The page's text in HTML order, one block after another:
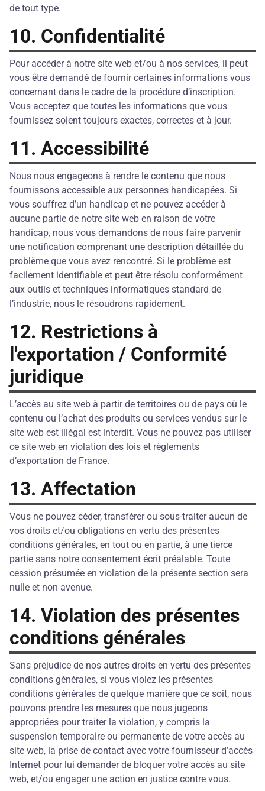
de tout type.
10. Confidentialité
Pour accéder à notre site web et/ou à nos services, il peut
vous être demandé de fournir certaines informations vous
concernant dans le cadre de la procédure d’inscription.
Vous acceptez que toutes les informations que vous
fournissez soient toujours exactes, correctes et à jour.
11. Accessibilité
Nous nous engageons à rendre le contenu que nous
fournissons accessible aux personnes handicapées. Si
vous souffrez d’un handicap et ne pouvez accéder à
aucune partie de notre site web en raison de votre
handicap, nous vous demandons de nous faire parvenir
une notification comprenant une description détaillée du
problème que vous avez rencontré. Si le problème est
facilement identifiable et peut être résolu conformément
aux outils et techniques informatiques standard de
l’industrie, nous le résoudrons rapidement.
12. Restrictions à
l'exportation / Conformité
juridique
L’accès au site web à partir de territoires ou de pays où le
contenu ou l’achat des produits ou services vendus sur le
site web est illégal est interdit. Vous ne pouvez pas utiliser
ce site web en violation des lois et règlements
d’exportation de France.
13. Affectation
Vous ne pouvez céder, transférer ou sous-traiter aucun de
vos droits et/ou obligations en vertu des présentes
conditions générales, en tout ou en partie, à une tierce
partie sans notre consentement écrit préalable. Toute
cession présumée en violation de la présente section sera
nulle et non avenue.
14. Violation des présentes
conditions générales
Sans préjudice de nos autres droits en vertu des présentes
conditions générales, si vous violez les présentes
conditions générales de quelque manière que ce soit, nous
pouvons prendre les mesures que nous jugeons
appropriées pour traiter la violation, y compris la
suspension temporaire ou permanente de votre accès au
site web, la prise de contact avec votre fournisseur d’accès
Internet pour lui demander de bloquer votre accès au site
web, et/ou engager une action en justice contre vous.